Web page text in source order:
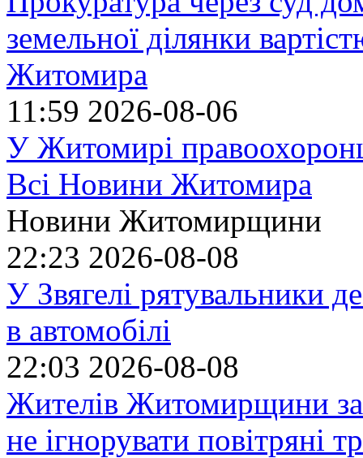
земельної ділянки
Житомира
11:59 2026-08-06
У Житомирі
Всі Новини Житомира
Новини Житомирщини
22:23 2026-08-08
У Звягелі рятувальники
в автомобілі
22:03 2026-08-08
Жителів Житомирщини
не ігнорувати повітряні